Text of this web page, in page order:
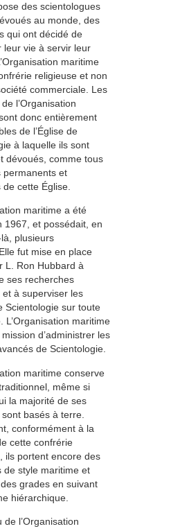
des scientologues
au monde, des
qui ont décidé de
leur vie à servir leur
maritime
religieuse et non
commerciale. Les
l’Organisation
donc entièrement
de l’Église de
à laquelle ils sont
dévoués, comme tous
permanents et
cette Église.
maritime a été
1967, et possédait, en
plusieurs
fut mise en place
L. Ron Hubbard à
ses recherches
et à superviser les
Scientologie sur toute
L’Organisation maritime
d’administrer les
de Scientologie.
maritime conserve
même si
la majorité de ses
basés à terre.
conformément à la
cette confrérie
ils portent encore des
de style maritime et
grades en suivant
hiérarchique.
de l’Organisation